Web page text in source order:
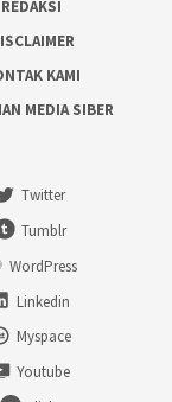
REDAKSI
KAMI
MEDIA SIBER
Twitter
Tumblr
WordPress
Linkedin
Myspace
Youtube